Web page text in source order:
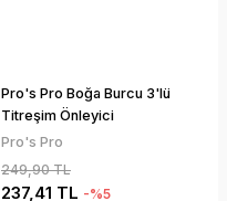
Pro's Pro Boğa Burcu 3'lü
Titreşim Önleyici
Pro's Pro
249,90 TL
237,41 TL -%5